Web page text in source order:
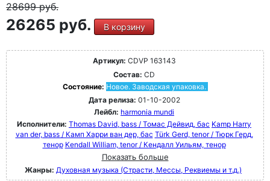
28699руб.
26265 руб. В корзину
Артикул: CDVP 163143
Состав: CD
Состояние: Новое. Заводская упаковка.
Дата релиза: 01-10-2002
Лейбл: harmonia mundi
Исполнители: Thomas David, bass / Томас Дейвид, бас Kamp Harry
van der, bass / Камп Харри ван дер, бас Türk Gerd, tenor / Тюрк Герд,
тенор Kendall William, tenor / Кендалл Уильям, тенор
Показать больше
Жанры: Духовная музыка (Страсти, Мессы, Реквиемы и т.д.)